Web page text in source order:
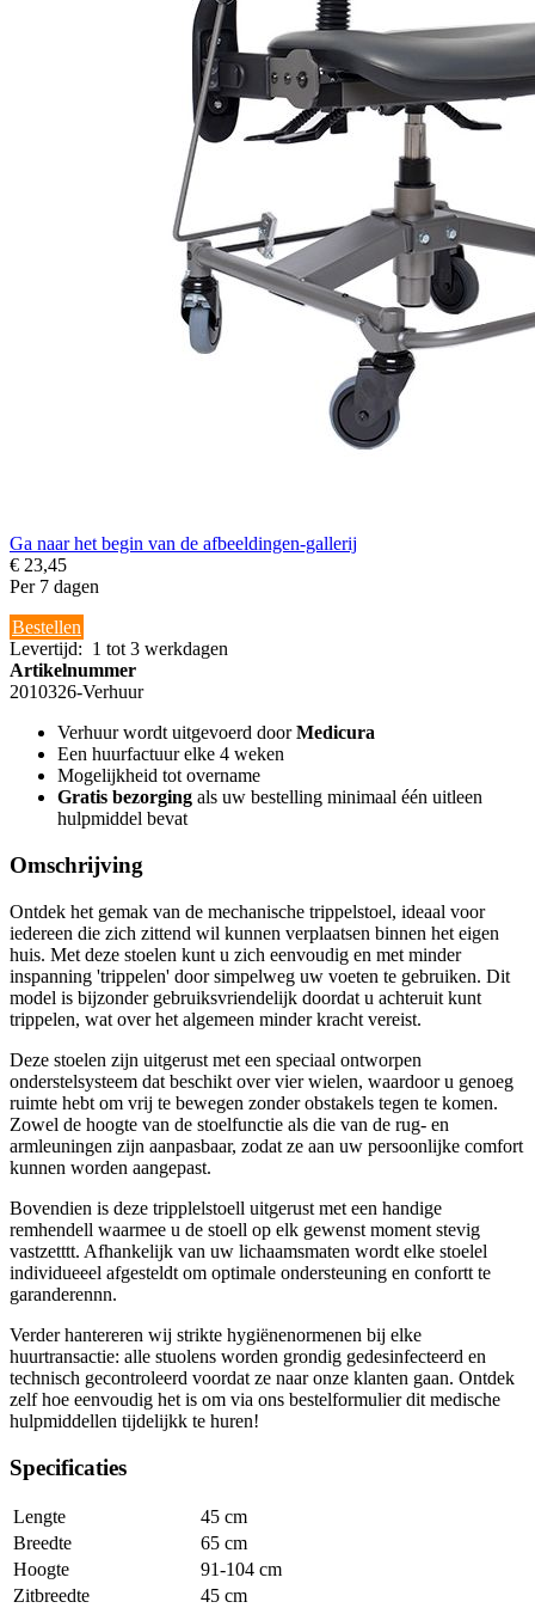
Ga naar het begin van de afbeeldingen-gallerij
€ 23,45
Per 7 dagen
Bestellen
Levertijd: 1 tot 3 werkdagen
Artikelnummer
2010326-Verhuur
Verhuur wordt uitgevoerd doorMedicura
Een huurfactuur elke 4 weken
Mogelijkheid tot overname
Gratis bezorging als uw bestelling minimaal één uitleen
hulpmiddel bevat
Omschrijving
Ontdek het gemak van de mechanische trippelstoel, ideaal voor
iedereen die zich zittend wil kunnen verplaatsen binnen het eigen
huis. Met deze stoelen kunt u zich eenvoudig en met minder
inspanning 'trippelen' door simpelweg uw voeten te gebruiken. Dit
model is bijzonder gebruiksvriendelijk doordat u achteruit kunt
trippelen, wat over het algemeen minder kracht vereist.
Deze stoelen zijn uitgerust met een speciaal ontworpen
onderstelsysteem dat beschikt over vier wielen, waardoor u genoeg
ruimte hebt om vrij te bewegen zonder obstakels tegen te komen.
Zowel de hoogte van de stoelfunctie als die van de rug- en
armleuningen zijn aanpasbaar, zodat ze aan uw persoonlijke comfort
kunnen worden aangepast.
Bovendien is deze tripplelstoell uitgerust met een handige
remhendell waarmee u de stoell op elk gewenst moment stevig
vastzetttt. Afhankelijk van uw lichaamsmaten wordt elke stoelel
individueeel afgesteldt om optimale ondersteuning en confortt te
garanderennn.
Verder hantereren wij strikte hygiënenormenen bij elke
huurtransactie: alle stuolens worden grondig gedesinfecteerd en
technisch gecontroleerd voordat ze naar onze klanten gaan. Ontdek
zelf hoe eenvoudig het is om via ons bestelformulier dit medische
hulpmiddellen tijdelijkk te huren!
Specificaties
Lengte
45 cm
Breedte
65 cm
Hoogte
91-104 cm
Zitbreedte
45 cm